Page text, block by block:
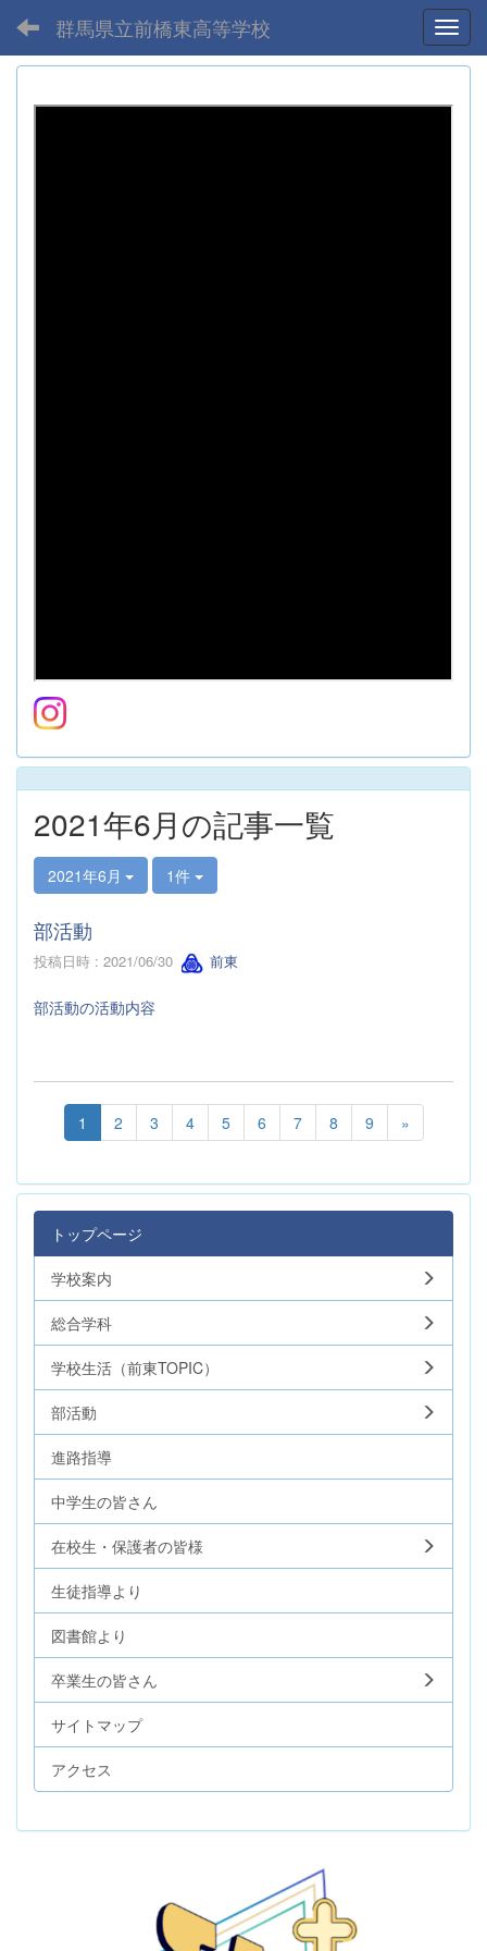
群馬県立前橋東高等学校
2021年6月の記事一覧
2021年6月 1件
部活動
投稿日時 : 2021/06/30 前東
部活動の活動内容
1 2 3 4 5 6 7 8 9 »
トップページ
学校案内
総合学科
学校生活（前東TOPIC）
部活動
進路指導
中学生の皆さん
在校生・保護者の皆様
生徒指導より
図書館より
卒業生の皆さん
サイトマップ
アクセス